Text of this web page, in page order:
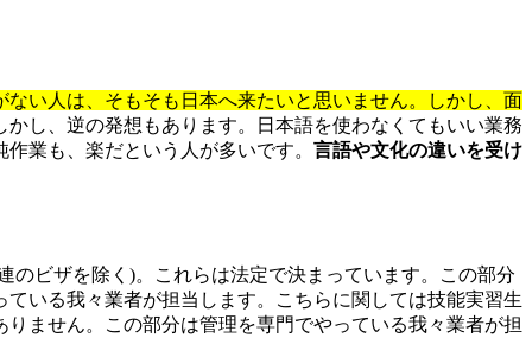
い人は、そもそも日本へ来たいと思いません。しかし、面
し、逆の発想もあります。日本語を使わなくてもいい業務
業も、楽だという人が多いです。 言語や文化の違いを受け
のビザを除く)。これらは法定で決まっています。この部分
いる我々業者が担当します。こちらに関しては技能実習生
ません。この部分は管理を専門でやっている我々業者が担